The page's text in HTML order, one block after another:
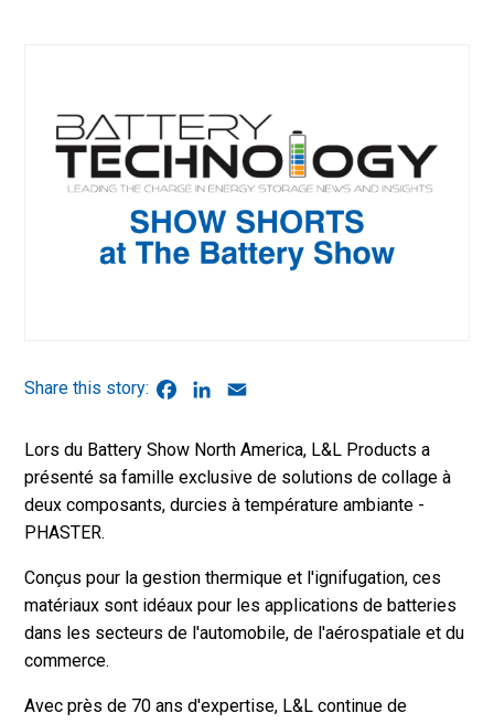
Lors du Battery Show North America, L&L Products a
présenté sa famille exclusive de solutions de collage à
deux composants, durcies à température ambiante -
PHASTER.
Conçus pour la gestion thermique et l'ignifugation, ces
matériaux sont idéaux pour les applications de batteries
dans les secteurs de l'automobile, de l'aérospatiale et du
commerce.
Avec près de 70 ans d'expertise, L&L continue de